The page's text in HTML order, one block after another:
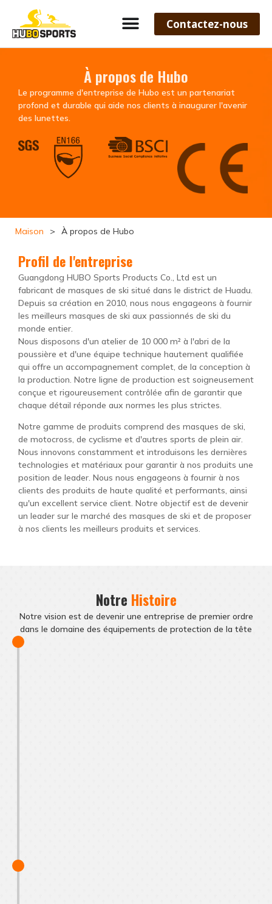
Contactez-nous
À propos de Hubo
Le programme d'entreprise de Hubo est un partenariat
profond et durable qui aide nos clients à inaugurer l'avenir
des lunettes.
Maison > À propos de Hubo
Profil de l'entreprise
Guangdong HUBO Sports Products Co., Ltd est un
fabricant de masques de ski situé dans le district de Huadu.
Depuis sa création en 2010, nous nous engageons à fournir
les meilleurs masques de ski aux passionnés de ski du
monde entier.
Nous disposons d'un atelier de 10 000 m² à l'abri de la
poussière et d'une équipe technique hautement qualifiée
qui offre un accompagnement complet, de la conception à
la production. Notre ligne de production est soigneusement
conçue et rigoureusement contrôlée afin de garantir que
chaque détail réponde aux normes les plus strictes.
Notre gamme de produits comprend des masques de ski,
de motocross, de cyclisme et d'autres sports de plein air.
Nous innovons constamment et introduisons les dernières
technologies et matériaux pour garantir à nos produits une
position de leader. Nous nous engageons à fournir à nos
clients des produits de haute qualité et performants, ainsi
qu'un excellent service client. Notre objectif est de devenir
un leader sur le marché des masques de ski et de proposer
à nos clients les meilleurs produits et services.
Notre Histoire
Notre vision est de devenir une entreprise de premier ordre
dans le domaine des équipements de protection de la tête